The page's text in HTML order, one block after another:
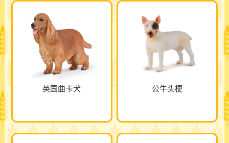
英国曲卡犬 公牛头梗